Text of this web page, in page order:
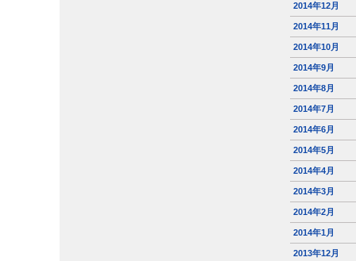
2014年12月
2014年11月
2014年10月
2014年9月
2014年8月
2014年7月
2014年6月
2014年5月
2014年4月
2014年3月
2014年2月
2014年1月
2013年12月